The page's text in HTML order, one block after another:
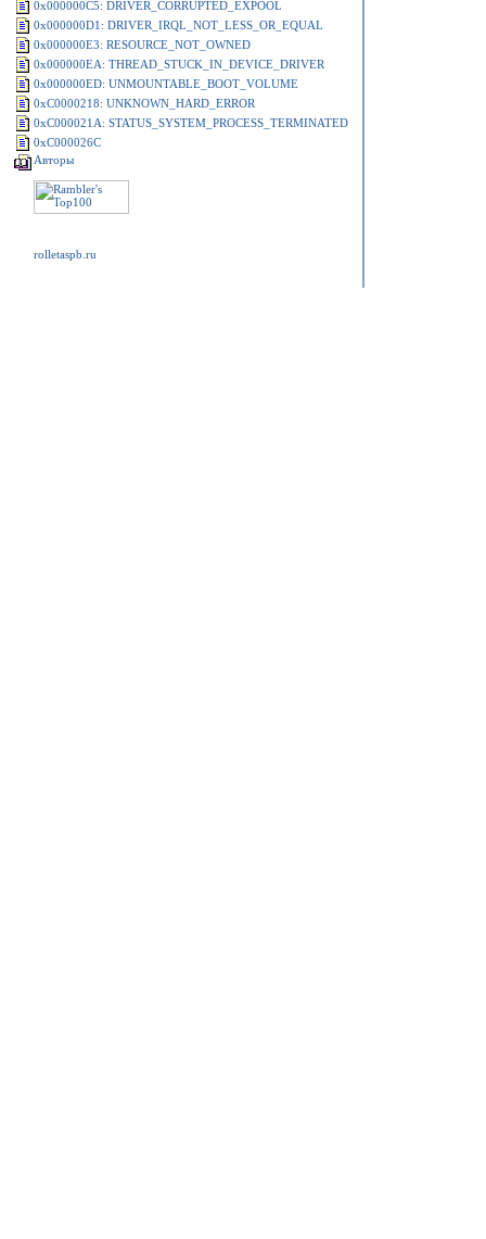
0x000000C5: DRIVER_CORRUPTED_EXPOOL
0x000000D1: DRIVER_IRQL_NOT_LESS_OR_EQUAL
0x000000E3: RESOURCE_NOT_OWNED
0x000000EA: THREAD_STUCK_IN_DEVICE_DRIVER
0x000000ED: UNMOUNTABLE_BOOT_VOLUME
0xC0000218: UNKNOWN_HARD_ERROR
0xC000021A: STATUS_SYSTEM_PROCESS_TERMINATED
0xC000026C
Авторы
rolletaspb.ru